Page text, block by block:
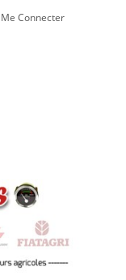
Me Connecter